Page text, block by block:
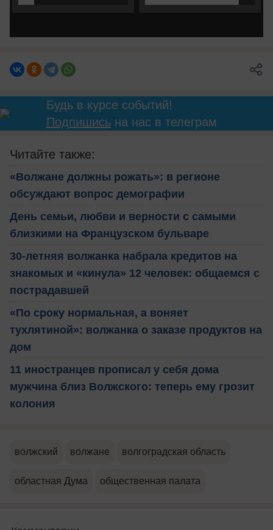
Будь в курсе событий!
Подпишисьна нас в телеграм
Читайте также:
«Волжане должны рожать»: в регионе
обсуждают вопрос демографии
День семьи, любви и верности с самыми
близкими на Французском бульваре
30-летняя волжанка набрала кредитов на
знакомых и «кинула» 12 человек: общаемся с
пострадавшей
«По сроку нормальная, а воняет
тухлятиной»: волжанка о заказе продуктов на
дом
11 иностранцев прописал у себя дома
мужчина близ Волжского: теперь ему грозит
колония
волжский волжане волгоградская область
областная Дума общественная палата